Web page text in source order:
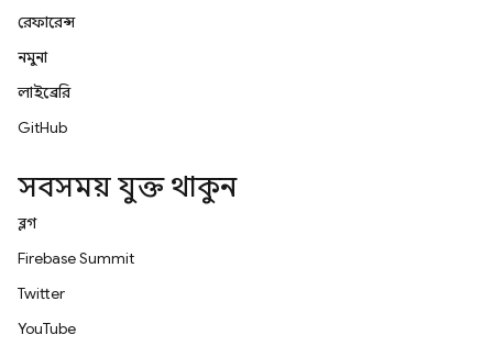
রেফারেন্স
নমুনা
লাইব্রেরি
GitHub
সবসময় যুক্ত থাকুন
ব্লগ
Firebase Summit
Twitter
YouTube